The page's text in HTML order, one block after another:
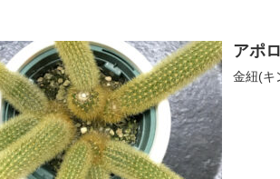
アポ
金紐(キ